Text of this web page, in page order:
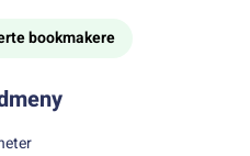
bookmakere